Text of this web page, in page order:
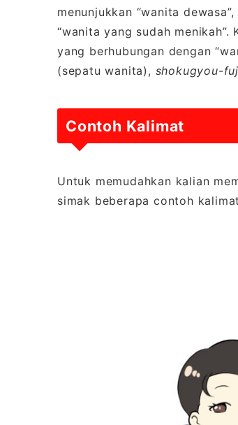
menunjukkan “wanita dewasa”,
“wanita yang sudah menikah”.
yang berhubungan dengan
(sepatu wanita), shokugyou-
Contoh Kalimat
Untuk memudahkan kalian
simak beberapa contoh